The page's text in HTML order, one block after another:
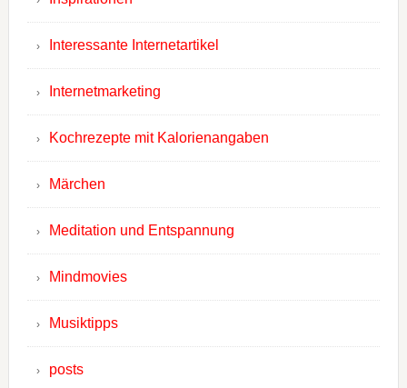
Interessante Internetartikel
Internetmarketing
Kochrezepte mit Kalorienangaben
Märchen
Meditation und Entspannung
Mindmovies
Musiktipps
posts